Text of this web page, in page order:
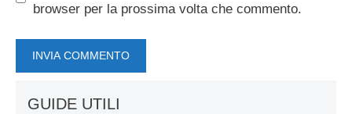
browser per la prossima volta che commento.
GUIDE UTILI